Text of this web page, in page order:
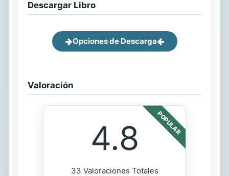
Descargar Libro
Opciones de Descarga
Valoración
POPULAR
4.8
33 Valoraciones Totales